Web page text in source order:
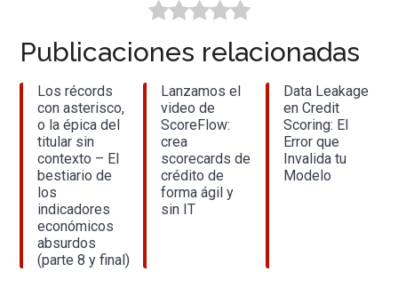
Publicaciones relacionadas
Los récords
con asterisco,
o la épica del
titular sin
contexto – El
bestiario de
los
indicadores
económicos
absurdos
(parte 8 y final)
Lanzamos el
video de
ScoreFlow:
crea
scorecards de
crédito de
forma ágil y
sin IT
Data Leakage
en Credit
Scoring: El
Error que
Invalida tu
Modelo